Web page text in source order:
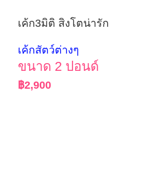
เค้ก3มิติ สิงโตน่ารัก
เค้กสัตว์ต่างๆ
ขนาด 2 ปอนด์
฿2,900